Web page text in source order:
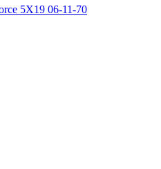
5Х19 06-11-70